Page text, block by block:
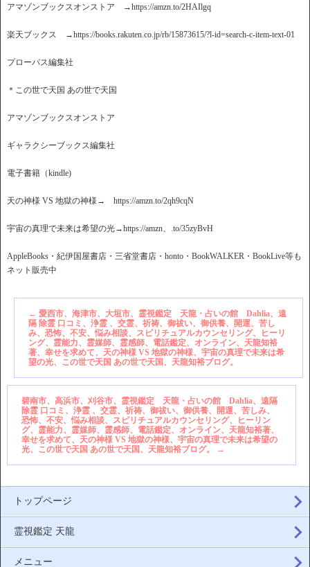
アマゾンブックスオンストア →https://amzn.to/2HAIlgq
楽天ブックス →https://books.rakuten.co.jp/rb/15873615/?l-id=search-c-item-text-01
プローパス編集社
＊この世で天国 あの世で天国
アマゾンブックスオンストア
ギャラクシーブックス編集社
電子書籍（kindle)
天の神様 VS 地獄の神様→ https://amzn.to/2qh9cqN
宇宙の真理で未来は希望の光→https://amzn、.to/35zyBvH
AppleBooks・紀伊国屋書店・三省堂書店・honto・BookWALKER・BookLive等も
ネット販売中
← 愛西市、海津市、大垣市、霊視鑑定 天龍・占いの館 Dahlia、遠
隔 除霊 口コミ、浄霊 、交霊、祈祷、御祓い、御供養、開運、苦し
み、恐怖、不安、悩み相談、スピリチュアルカウンセリング、ヒーリ
ング、霊能力、霊媒師、霊感師、電話鑑定、オンライン、天龍知裕
著、幸せを求めて、天の神様 VS 地獄の神様、宇宙の真理で未来は希
望の光、この世で天国 あの世で天国、天龍知裕ブログ。
碧南市、高浜市、刈谷市、霊視鑑定 天龍・占いの館 Dahlia、遠隔
除霊 口コミ、浄霊 、交霊、祈祷、御祓い、御供養、開運、苦しみ、
恐怖、不安、悩み相談、スピリチュアルカウンセリング、ヒーリン
グ、霊能力、霊媒師、霊感師、電話鑑定、オンライン、天龍知裕著、
幸せを求めて、天の神様 VS 地獄の神様、宇宙の真理で未来は希望の
光、この世で天国 あの世で天国、天龍知裕ブログ。
→
トップページ
霊視鑑定 天龍
メニュー